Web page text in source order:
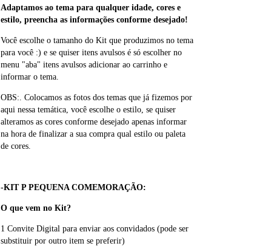
Adaptamos ao tema para qualquer idade, cores e
estilo, preencha as informações conforme desejado!
Você escolhe o tamanho do Kit que produzimos no tema
para você :) e se quiser itens avulsos é só escolher no
menu "aba" itens avulsos adicionar ao carrinho e
informar o tema.
OBS:. Colocamos as fotos dos temas que já fizemos por
aqui nessa temática, você escolhe o estilo, se quiser
alteramos as cores conforme desejado apenas informar
na hora de finalizar a sua compra qual estilo ou paleta
de cores.
-KIT P PEQUENA COMEMORAÇÃO:
O que vem no Kit?
1 Convite Digital para enviar aos convidados (pode ser
substituir por outro item se preferir)